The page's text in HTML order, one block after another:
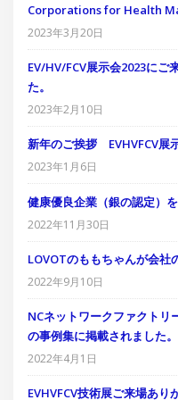
健康経営優良法人2023に認
Corporations for Health
2023年3月20日
EV/HV/FCV展示会2023にご
た。
2023年2月10日
新年のご挨拶 EVHVFCV展
2023年1月6日
健康優良企業（銀の認定）
2022年11月30日
LOVOTのももちゃんが会社
2022年9月10日
NCネットワークファクトリ
の事例集に掲載されました。
2022年4月1日